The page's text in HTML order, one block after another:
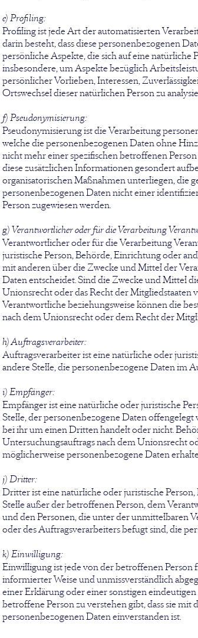
e) Profiling:
Profiling ist jede Art der automatisierten
darin besteht, dass diese personenbezogenen
persönliche Aspekte, die sich auf eine natürliche
insbesondere, um Aspekte bezüglich
persönlicher Vorlieben, Interessen,
Ortswechsel dieser natürlichen Person zu
f) Pseudonymisierung:
Pseudonymisierung ist die Verarbeitung
welche die personenbezogenen Daten ohne
nicht mehr einer spezifischen betroffenen
diese zusätzlichen Informationen gesondert
organisatorischen Maßnahmen unterliegen, die
personenbezogenen Daten nicht einer
Person zugewiesen werden.
g) Verantwortlicher oder für die Verarbeitung
Verantwortlicher oder für die Verarbeitung
juristische Person, Behörde, Einrichtung oder
mit anderen über die Zwecke und Mittel der
Daten entscheidet. Sind die Zwecke und Mittel
Unionsrecht oder das Recht der Mitgliedstaaten
Verantwortliche beziehungsweise können die
nach dem Unionsrecht oder dem Recht der
h) Auftragsverarbeiter:
Auftragsverarbeiter ist eine natürliche oder
andere Stelle, die personenbezogene Daten im
i) Empfänger:
Empfänger ist eine natürliche oder juristische
Stelle, der personenbezogene Daten offengelegt
bei ihr um einen Dritten handelt oder nicht.
Untersuchungsauftrags nach dem Unionsrecht
möglicherweise personenbezogene Daten
j) Dritter:
Dritter ist eine natürliche oder juristische
Stelle außer der betroffenen Person, dem
und den Personen, die unter der unmittelbaren
oder des Auftragsverarbeiters befugt sind, die
k) Einwilligung:
Einwilligung ist jede von der betroffenen
informierter Weise und unmissverständlich
einer Erklärung oder einer sonstigen
betroffene Person zu verstehen gibt, dass sie
personenbezogenen Daten einverstanden ist.